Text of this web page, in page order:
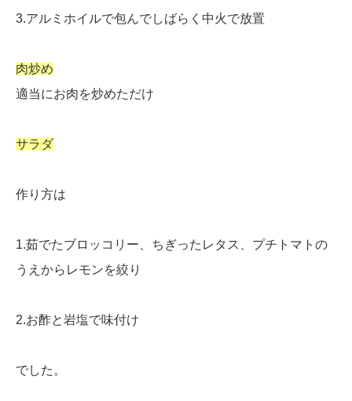
3.アルミホイルで包んでしばらく中火で放置
肉炒め
適当にお肉を炒めただけ
サラダ
作り方は
1.茹でたブロッコリー、ちぎったレタス、プチトマトの
うえからレモンを絞り
2.お酢と岩塩で味付け
でした。